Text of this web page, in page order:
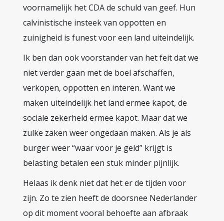
voornamelijk het CDA de schuld van geef. Hun
calvinistische insteek van oppotten en
zuinigheid is funest voor een land uiteindelijk.
Ik ben dan ook voorstander van het feit dat we
niet verder gaan met de boel afschaffen,
verkopen, oppotten en interen. Want we
maken uiteindelijk het land ermee kapot, de
sociale zekerheid ermee kapot. Maar dat we
zulke zaken weer ongedaan maken. Als je als
burger weer “waar voor je geld” krijgt is
belasting betalen een stuk minder pijnlijk.
Helaas ik denk niet dat het er de tijden voor
zijn. Zo te zien heeft de doorsnee Nederlander
op dit moment vooral behoefte aan afbraak